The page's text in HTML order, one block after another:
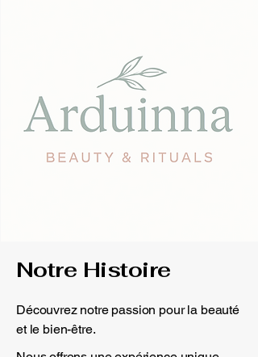
Notre Histoire
Découvrez notre passion pour la beauté
et le bien-être.